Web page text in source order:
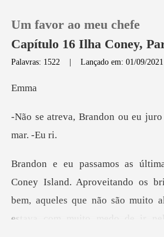
Loja
Sair
Um favor ao meu chefe
Capítulo 16 Ilha Coney,
Palavras: 1522 |Lançado em: 01/09/2021
m
ou eu
os
bem, aqueles que não são muito